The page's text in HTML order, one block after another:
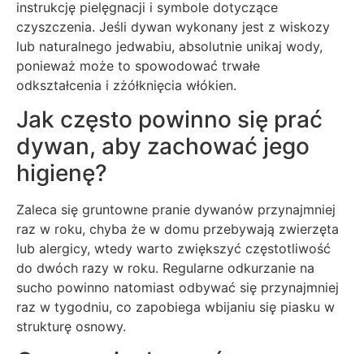
instrukcję pielęgnacji i symbole dotyczące
czyszczenia. Jeśli dywan wykonany jest z wiskozy
lub naturalnego jedwabiu, absolutnie unikaj wody,
ponieważ może to spowodować trwałe
odkształcenia i zżółknięcia włókien.
Jak często powinno się prać
dywan, aby zachować jego
higienę?
Zaleca się gruntowne pranie dywanów przynajmniej
raz w roku, chyba że w domu przebywają zwierzęta
lub alergicy, wtedy warto zwiększyć częstotliwość
do dwóch razy w roku. Regularne odkurzanie na
sucho powinno natomiast odbywać się przynajmniej
raz w tygodniu, co zapobiega wbijaniu się piasku w
strukturę osnowy.